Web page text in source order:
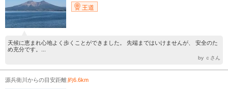
王道
天候に恵まれ心地よく歩くことができました。 先端まではいけませんが、 安全のた
め充分です。...
by ｃさん
源兵衛川からの目安距離約6.6km